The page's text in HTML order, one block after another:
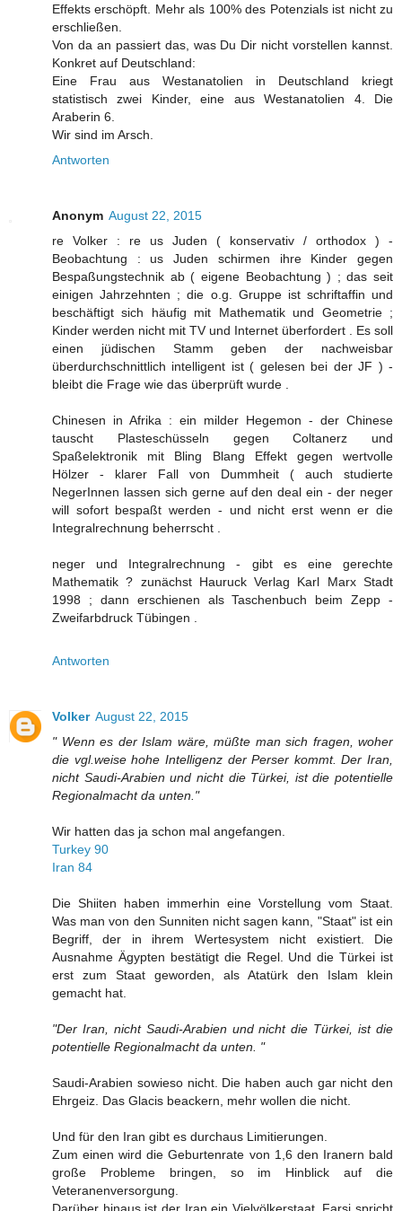
Effekts erschöpft. Mehr als 100% des Potenzials ist nicht zu
erschließen.
Von da an passiert das, was Du Dir nicht vorstellen kannst.
Konkret auf Deutschland:
Eine Frau aus Westanatolien in Deutschland kriegt
statistisch zwei Kinder, eine aus Westanatolien 4. Die
Araberin 6.
Wir sind im Arsch.
Antworten
Anonym August 22, 2015
re Volker : re us Juden ( konservativ / orthodox ) -
Beobachtung : us Juden schirmen ihre Kinder gegen
Bespaßungstechnik ab ( eigene Beobachtung ) ; das seit
einigen Jahrzehnten ; die o.g. Gruppe ist schriftaffin und
beschäftigt sich häufig mit Mathematik und Geometrie ;
Kinder werden nicht mit TV und Internet überfordert . Es soll
einen jüdischen Stamm geben der nachweisbar
überdurchschnittlich intelligent ist ( gelesen bei der JF ) -
bleibt die Frage wie das überprüft wurde .
Chinesen in Afrika : ein milder Hegemon - der Chinese
tauscht Plasteschüsseln gegen Coltanerz und
Spaßelektronik mit Bling Blang Effekt gegen wertvolle
Hölzer - klarer Fall von Dummheit ( auch studierte
NegerInnen lassen sich gerne auf den deal ein - der neger
will sofort bespaßt werden - und nicht erst wenn er die
Integralrechnung beherrscht .
neger und Integralrechnung - gibt es eine gerechte
Mathematik ? zunächst Hauruck Verlag Karl Marx Stadt
1998 ; dann erschienen als Taschenbuch beim Zepp -
Zweifarbdruck Tübingen .
Antworten
Volker August 22, 2015
" Wenn es der Islam wäre, müßte man sich fragen, woher
die vgl.weise hohe Intelligenz der Perser kommt. Der Iran,
nicht Saudi-Arabien und nicht die Türkei, ist die potentielle
Regionalmacht da unten."
Wir hatten das ja schon mal angefangen.
Turkey 90
Iran 84
Die Shiiten haben immerhin eine Vorstellung vom Staat.
Was man von den Sunniten nicht sagen kann, "Staat" ist ein
Begriff, der in ihrem Wertesystem nicht existiert. Die
Ausnahme Ägypten bestätigt die Regel. Und die Türkei ist
erst zum Staat geworden, als Atatürk den Islam klein
gemacht hat.
"Der Iran, nicht Saudi-Arabien und nicht die Türkei, ist die
potentielle Regionalmacht da unten. "
Saudi-Arabien sowieso nicht. Die haben auch gar nicht den
Ehrgeiz. Das Glacis beackern, mehr wollen die nicht.
Und für den Iran gibt es durchaus Limitierungen.
Zum einen wird die Geburtenrate von 1,6 den Iranern bald
große Probleme bringen, so im Hinblick auf die
Veteranenversorgung.